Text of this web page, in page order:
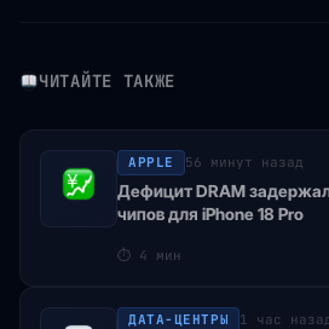
ЧИТАЙТЕ ТАКЖЕ
APPLE 56 минут назад
Дефицит DRAM
чипов для iPhone 18 Pro
⏱ 4 мин
ДАТА-ЦЕНТРЫ 1 час